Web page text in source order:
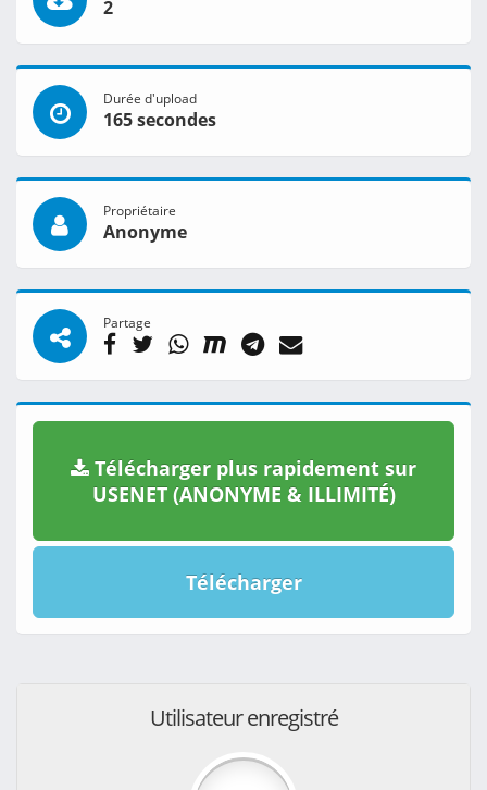
2
Durée d'upload
165 secondes
Propriétaire
Anonyme
Partage
Télécharger plus rapidement sur
USENET (ANONYME & ILLIMITÉ)
Télécharger
Utilisateur enregistré